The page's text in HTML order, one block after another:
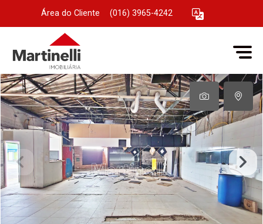
Área do Cliente (016) 3965-4242